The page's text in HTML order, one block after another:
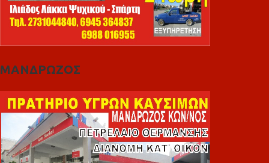
ΜΑΝΔΡΩΖΟΣ